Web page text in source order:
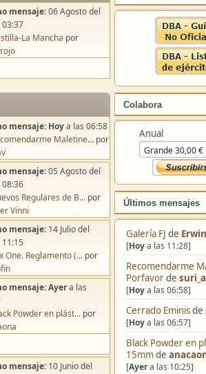
Colabora
Anual
Últimos mensajes
Galería FJ de
[Hoya las 11:28]
Recomendarme
Porfavorde
[Hoya las 06:58]
Cerrado Eminisde
[Hoya las 06:57]
Black Powder en
15mmde
[Ayera las 10:25]
mensaje:06 Agosto del
03:37
La Mancha por
mensaje: Hoya las 06:58
Maletine... por
mensaje:05 Agosto del
08:36
Regulares de B... por
Vinni
mensaje: 14 Julio del
One. Reglamento (... por
mensaje:Ayera las
Powder en plást... por
mensaje: 10 Junio del